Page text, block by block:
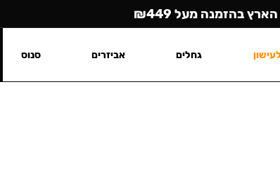
בהזמנה מעל ₪449
גחלים אביזרים סנוס